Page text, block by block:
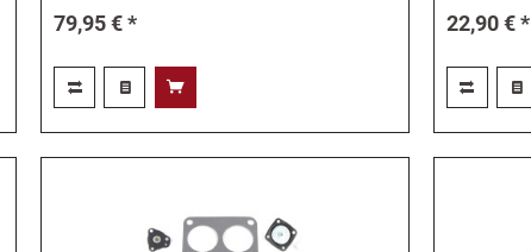
79,95 € * 22,90 € *